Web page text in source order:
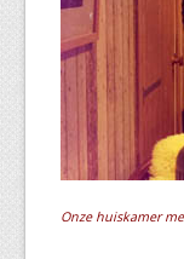
Onze huiskamer